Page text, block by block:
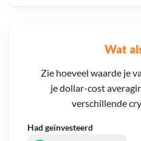
Wat
Zie hoeveel waarde je
je dollar-cost
verschillende
Had geïnvesteerd